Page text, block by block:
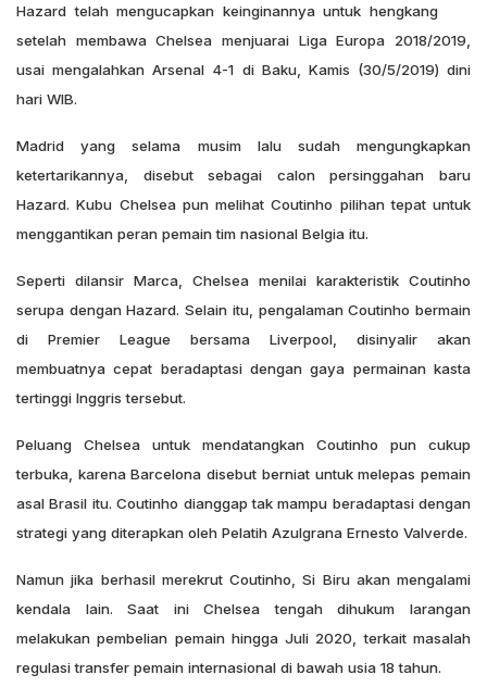
Hazard telah mengucapkan keinginannya untuk hengkang
setelah membawa Chelsea menjuarai Liga Europa 2018/2019,
usai mengalahkan Arsenal 4-1 di Baku, Kamis (30/5/2019) dini
hari WIB.
Madrid yang selama musim lalu sudah mengungkapkan
ketertarikannya, disebut sebagai calon persinggahan baru
Hazard. Kubu Chelsea pun melihat Coutinho pilihan tepat untuk
menggantikan peran pemain tim nasional Belgia itu.
Seperti dilansir Marca, Chelsea menilai karakteristik Coutinho
serupa dengan Hazard. Selain itu, pengalaman Coutinho bermain
di Premier League bersama Liverpool, disinyalir akan
membuatnya cepat beradaptasi dengan gaya permainan kasta
tertinggi Inggris tersebut.
Peluang Chelsea untuk mendatangkan Coutinho pun cukup
terbuka, karena Barcelona disebut berniat untuk melepas pemain
asal Brasil itu. Coutinho dianggap tak mampu beradaptasi dengan
strategi yang diterapkan oleh Pelatih Azulgrana Ernesto Valverde.
Namun jika berhasil merekrut Coutinho, Si Biru akan mengalami
kendala lain. Saat ini Chelsea tengah dihukum larangan
melakukan pembelian pemain hingga Juli 2020, terkait masalah
regulasi transfer pemain internasional di bawah usia 18 tahun.